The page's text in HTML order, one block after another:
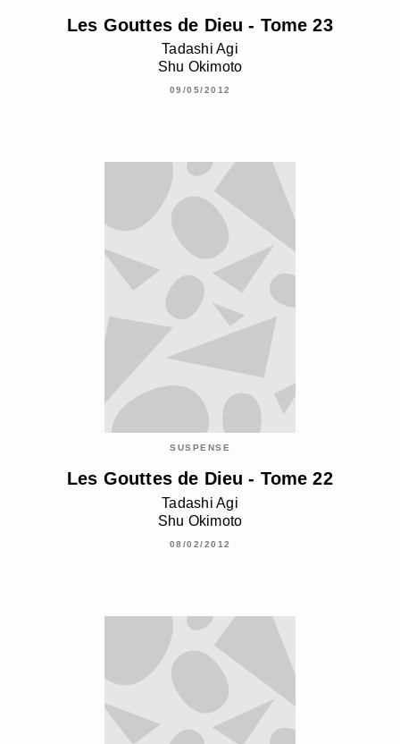
Les Gouttes de Dieu - Tome 23
Tadashi Agi
Shu Okimoto
09/05/2012
SUSPENSE
Les Gouttes de Dieu - Tome 22
Tadashi Agi
Shu Okimoto
08/02/2012